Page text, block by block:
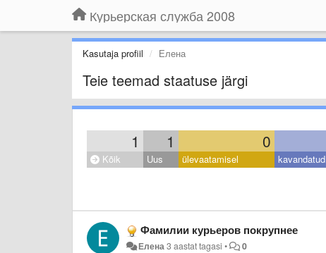
Курьерская служба 2008
Kasutaja profiil Елена
Teie teemad staatuse järgi
1 1 0
Kõik Uus ülevaatamisel kavandatud
Фамилии курьеров покрупнее
Елена3 aastat tagasi • 0